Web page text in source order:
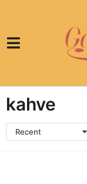
kahve
Recent